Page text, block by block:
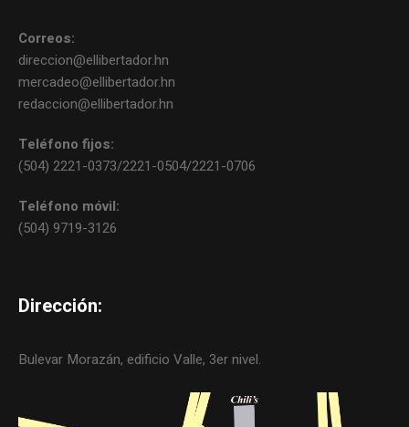
Correos:
direccion@ellibertador.hn
mercadeo@ellibertador.hn
redaccion@ellibertador.hn
Teléfono fijos:
(504) 2221-0373/2221-0504/2221-0706
Teléfono móvil:
(504) 9719-3126
Dirección:
Bulevar Morazán, edificio Valle, 3er nivel.